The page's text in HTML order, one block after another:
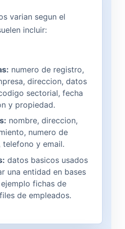
varian segun el
incluir:
numero de registro,
direccion, datos
sectorial, fecha
y propiedad.
nombre, direccion,
numero de
y email.
datos basicos usados
una entidad en bases
fichas de
de empleados.